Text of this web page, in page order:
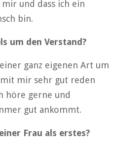
und dass ich ein
bin.
um den Verstand?
ganz eigenen Art um
mir sehr gut reden
höre gerne und
gut ankommt.
Frau als erstes?